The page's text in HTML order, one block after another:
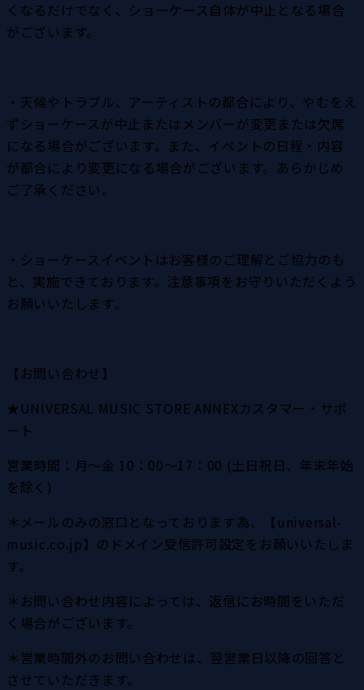
くなるだけでなく、ショーケース自体が中止となる場合
がございます。
・天候やトラブル、アーティストの都合により、やむをえ
ずショーケースが中止またはメンバーが変更または欠席
になる場合がございます。また、イベントの日程・内容
が都合により変更になる場合がございます。あらかじめ
ご了承ください。
・ショーケースイベントはお客様のご理解とご協力のも
と、実施できております。注意事項をお守りいただくよう
お願いいたします。
【お問い合わせ】
★UNIVERSAL MUSIC STORE ANNEXカスタマー・サポ
ート
営業時間：月～金 10：00～17：00 (土日祝日、年末年始
を除く)
＊メールのみの窓口となっております為、【universal-
music.co.jp】のドメイン受信許可設定をお願いいたしま
す。
＊お問い合わせ内容によっては、返信にお時間をいただ
く場合がございます。
＊営業時間外のお問い合わせは、翌営業日以降の回答と
させていただきます。